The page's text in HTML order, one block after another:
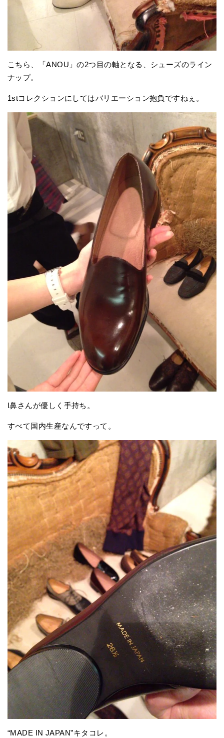
こちら、「ANOU」の2つ目の軸となる、シューズのライン
ナップ。
1stコレクションにしてはバリエーション抱負ですねぇ。
I鼻さんが優しく手持ち。
すべて国内生産なんですって。
“MADE IN JAPAN”キタコレ。